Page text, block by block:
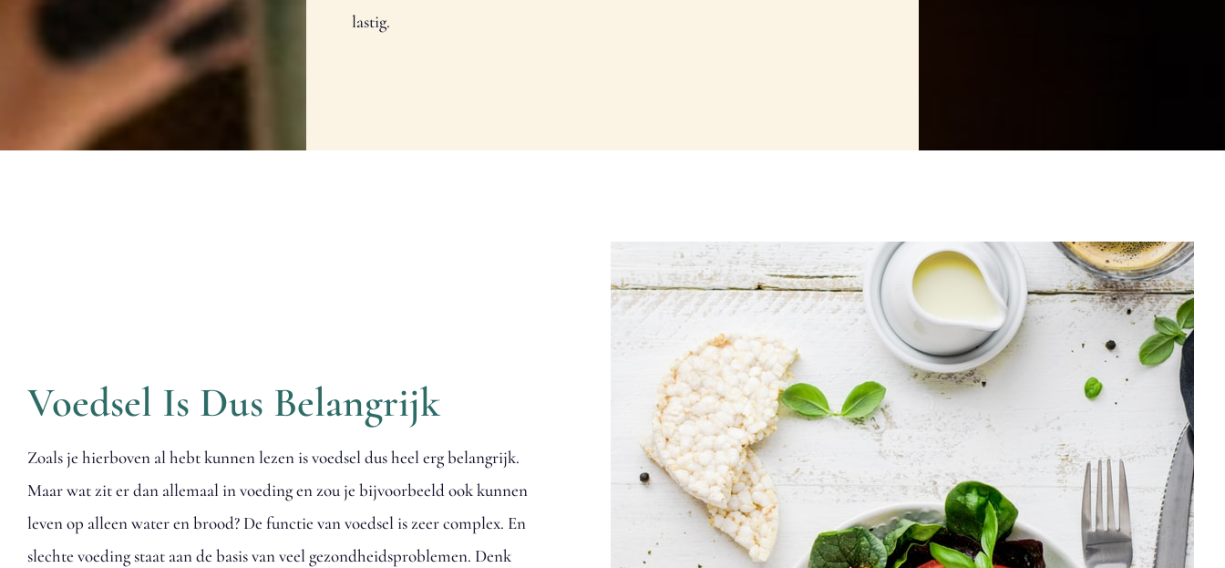
lastig.
Voedsel Is Dus Belangrijk
Zoals je hierboven al hebt kunnen lezen is voedsel dus heel erg belangrijk.
Maar wat zit er dan allemaal in voeding en zou je bijvoorbeeld ook kunnen
leven op alleen water en brood? De functie van voedsel is zeer complex. En
slechte voeding staat aan de basis van veel gezondheidsproblemen. Denk